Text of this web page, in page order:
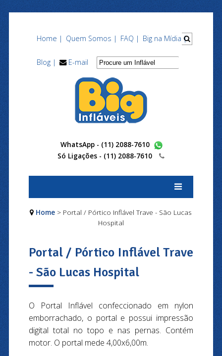
Home | Quem Somos | FAQ | Big na Mídia |
Blog | E-mail
WhatsApp - (11) 2088-7610
Só Ligações - (11) 2088-7610
Home > Portal / Pórtico Inflável Trave - São Lucas
Hospital
Portal / Pórtico Inflável Trave
- São Lucas Hospital
O Portal Inflável confeccionado em nylon
emborrachado, o portal e possui impressão
digital total no topo e nas pernas. Contém
motor. O portal mede 4,00x6,00m.